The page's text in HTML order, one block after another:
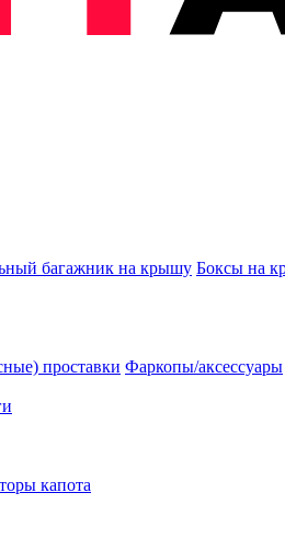
багажник на крышу Боксы на
проставки Фаркопы/аксессуары
капота